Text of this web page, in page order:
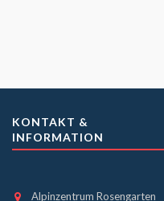
KONTAKT &
INFORMATION
Alpinzentrum Rosengarten